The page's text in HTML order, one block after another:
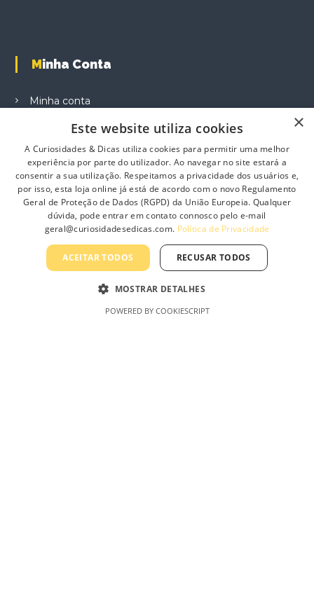
Minha Conta
Minha conta
Carrinho de Compras
Finalizar Compras
Produtos
Informação
Sobre Nós
×
Este website utiliza cookies
A Curiosidades & Dicas utiliza cookies para permitir uma melhor
experiência por parte do utilizador. Ao navegar no site estará a
consentir a sua utilização. Respeitamos a privacidade dos usuários e,
por isso, esta loja online já está de acordo com o novo Regulamento
Geral de Proteção de Dados (RGPD) da União Europeia. Qualquer
dúvida, pode entrar em contato connosco pelo e-mail
geral@curiosidadesedicas.com. Política de Privacidade
ACEITAR TODOS RECUSAR TODOS
MOSTRAR DETALHES
POWERED BY COOKIESCRIPT